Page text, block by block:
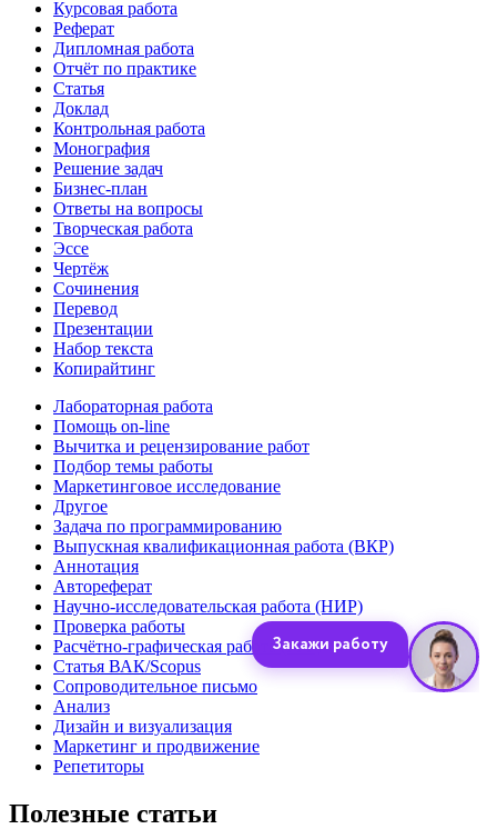
Курсовая работа
Реферат
Дипломная работа
Отчёт по практике
Статья
Доклад
Контрольная работа
Монография
Решение задач
Бизнес-план
Ответы на вопросы
Творческая работа
Эссе
Чертёж
Сочинения
Перевод
Презентации
Набор текста
Копирайтинг
Лабораторная работа
Помощь on-line
Вычитка и рецензирование работ
Подбор темы работы
Маркетинговое исследование
Другое
Задача по программированию
Выпускная квалификационная работа (ВКР)
Аннотация
Автореферат
Научно-исследовательская работа (НИР)
Проверка работы
Расчётно-графическая работа (РГР)
Статья ВАК/Scopus
Сопроводительное письмо
Анализ
Дизайн и визуализация
Маркетинг и продвижение
Репетиторы
Полезные статьи